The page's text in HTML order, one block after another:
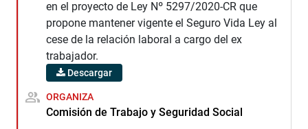
en el proyecto de Ley Nº 5297/2020-CR que
propone mantener vigente el Seguro Vida Ley al
cese de la relación laboral a cargo del ex
trabajador.
Descargar
ORGANIZA
Comisión de Trabajo y Seguridad Social